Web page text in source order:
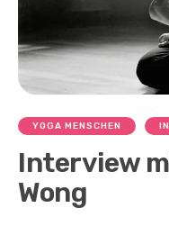
YOGA MENSCHEN
Interview
Wong